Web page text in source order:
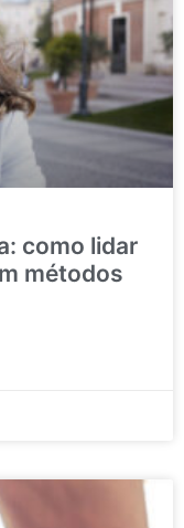
como lidar
métodos